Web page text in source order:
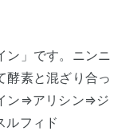
ン」です。ニンニ
酵素と混ざり合っ
ン⇒アリシン⇒ジ
ルフィド